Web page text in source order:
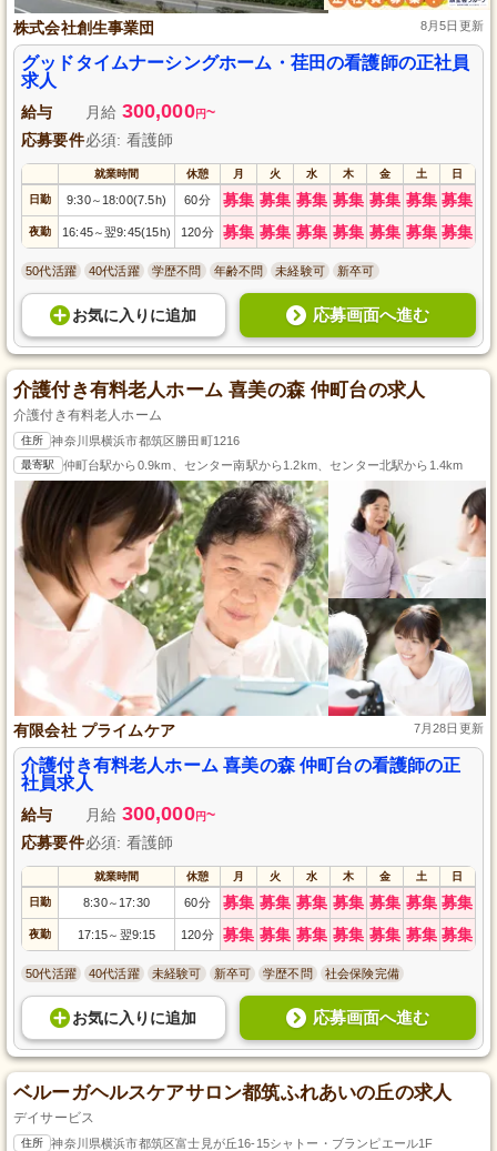
株式会社創生事業団 8月5日更新
グッドタイムナーシングホーム・荏田の看護師の正社員
求人
給与 月給 300,000円~
応募要件必須: 看護師
就業時間 休憩 月 火 水 木 金 土 日
日勤 9:30～ 18:00(7.5h) 60分 募集 募集 募集 募集 募集 募集 募集
夜勤 16:45～翌9:45(15h) 120分 募集 募集 募集 募集 募集 募集 募集
50代活躍 40代活躍 学歴不問 年齢不問 未経験可 新卒可
お気に入り に追加 応募画面へ進む
介護付き有料老人ホーム 喜美の森 仲町台の求人
介護付き有料老人ホーム
住所 神奈川県横浜市都筑区勝田町1216
最寄駅 仲町台駅から0.9km、センター南駅から1.2km、センター北駅から1.4km
有限会社 プライムケア 7月28日更新
介護付き有料老人ホーム 喜美の森 仲町台の看護師の正
社員求人
給与 月給 300,000円~
応募要件必須: 看護師
就業時間 休憩 月 火 水 木 金 土 日
日勤 8:30～ 17:30 60分 募集 募集 募集 募集 募集 募集 募集
夜勤 17:15～ 翌9:15 120分 募集 募集 募集 募集 募集 募集 募集
50代活躍 40代活躍 未経験可 新卒可 学歴不問 社会保険完備
お気に入り に追加 応募画面へ進む
ベルーガヘルスケアサロン都筑ふれあいの丘の求人
デイサービス
住所 神奈川県横浜市都筑区富士見が丘16-15シャトー・ブランピエール1F